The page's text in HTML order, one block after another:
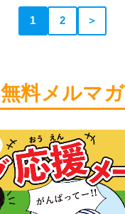
1 2 ＞
無料メルマガ